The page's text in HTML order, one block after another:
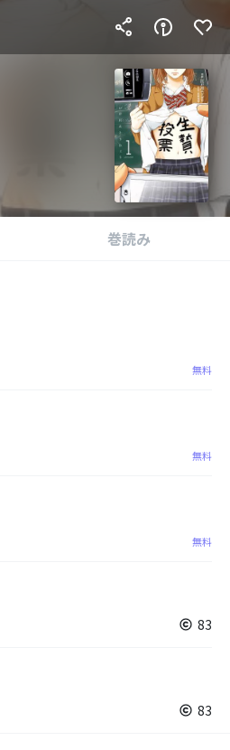
巻読み
無料
無料
無料
83
83